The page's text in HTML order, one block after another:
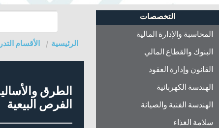
التخصصات
المحاسبة والإدارة المالية
البنوك والقطاع المالي
القانون وإدارة العقود
الهندسة الكهربائية
الهندسة الفنية والصيانة
سلامة الغذاء
الرئيسية الأقسام
الطرق
الفرص البيعية